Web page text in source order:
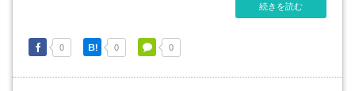
続きを読む
0 0 0